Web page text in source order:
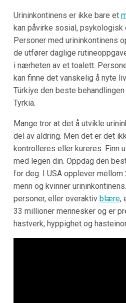
Urininkontinens er ikke bare et
kan påvirke sosial, psykologisk
Personer med urininkontinens
de utfører daglige
i nærheten av et toalett.
kan finne det vanskelig å nyte
Türkiye den beste
Tyrkia.
Mange tror at det å utvikle
del av aldring. Men det er det
kontrolleres eller kureres. Finn
med legen din. Oppdag den
for deg. I USA opplever
menn og kvinner
personer, eller overaktiv blære,
33 millioner mennesker og er
hastverk, hyppighet og